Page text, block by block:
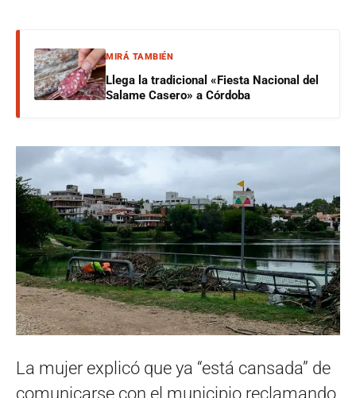
MIRÁ TAMBIÉN
Llega la tradicional «Fiesta Nacional del
Salame Casero» a Córdoba
La mujer explicó que ya “está cansada” de
comunicarse con el municipio reclamando